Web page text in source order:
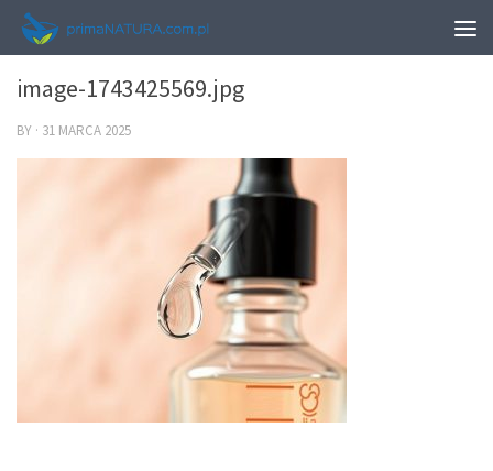
0
image-1743425569.jpg
BY · 31 MARCA 2025